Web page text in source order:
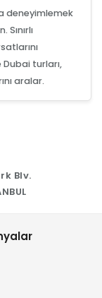
deneyimlemek
Dubai turları,
aralar.
Blv.